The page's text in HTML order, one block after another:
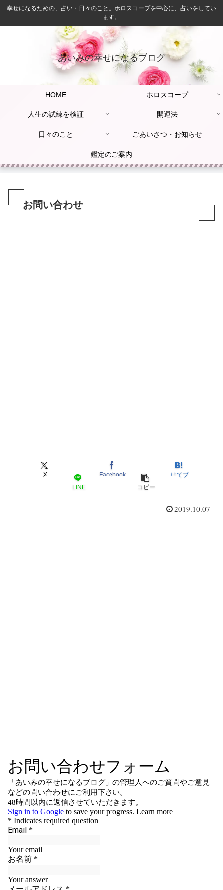
幸せになるための、占い・日々のこと。ホロスコープを中心に、占いをしてい
ます。
あいみの幸せになるブログ
HOME ホロスコープ
人生の試練を検証 開運法
日々のこと ごあいさつ・お知らせ
鑑定のご案内
お問い合わせ
X Facebook
はてブ
LINE
コピー
2019.10.07